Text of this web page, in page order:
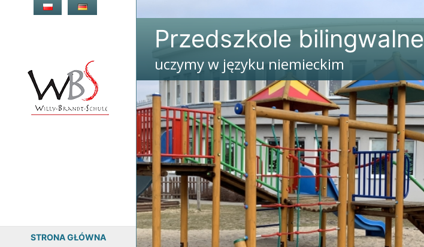
Przedszkole
Niemieckie
STRONA GŁÓWNA
Przedszkole bilingwalne
uczymy w języku niemieckim